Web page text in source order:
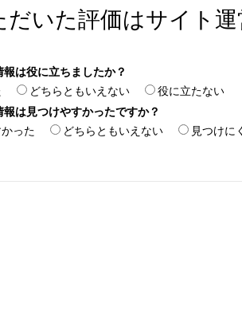
だいた評価はサイト
は役に立ちましたか？
どちらともいえない
役に立たない
は見つけやすかったですか？
った どちらともいえない 見つけに